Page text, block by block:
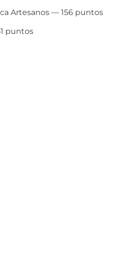
Artesanos — 156 puntos
puntos